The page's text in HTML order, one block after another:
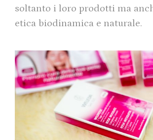
soltanto i loro prodotti ma
etica biodinamica e naturale.